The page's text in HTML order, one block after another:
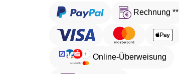
Rechnung **
Online-Überweisung